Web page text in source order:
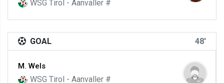
WSG Tirol - Aanvaller #
GOAL 48'
M. Wels
WSG Tirol - Aanvaller #